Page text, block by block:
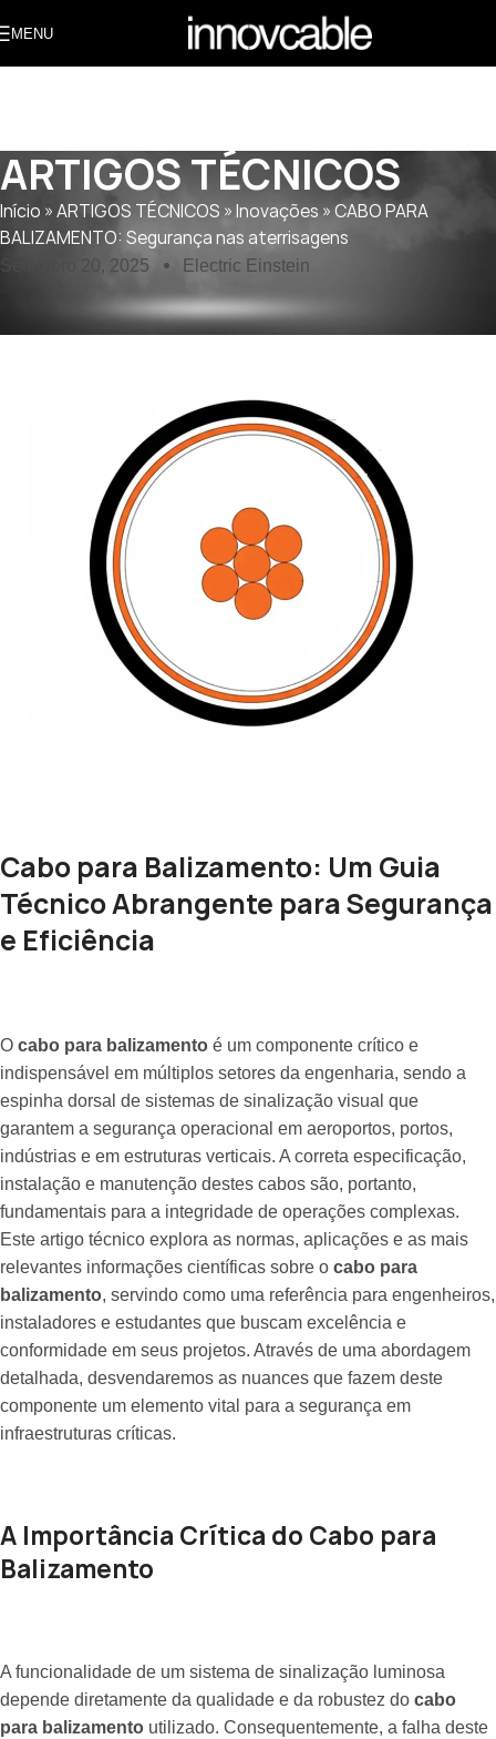
MENU
ARTIGOS TÉCNICOS
Início »ARTIGOS TÉCNICOS »Inovações »CABO PARA
BALIZAMENTO: Segurança nas aterrisagens
Setembro 20, 2025 Electric Einstein
Cabo para Balizamento: Um Guia
Técnico Abrangente para Segurança
e Eficiência
O cabo para balizamento é um componente crítico e
indispensável em múltiplos setores da engenharia, sendo a
espinha dorsal de sistemas de sinalização visual que
garantem a segurança operacional em aeroportos, portos,
indústrias e em estruturas verticais. A correta especificação,
instalação e manutenção destes cabos são, portanto,
fundamentais para a integridade de operações complexas.
Este artigo técnico explora as normas, aplicações e as mais
relevantes informações científicas sobre o cabo para
balizamento, servindo como uma referência para engenheiros,
instaladores e estudantes que buscam excelência e
conformidade em seus projetos. Através de uma abordagem
detalhada, desvendaremos as nuances que fazem deste
componente um elemento vital para a segurança em
infraestruturas críticas.
A Importância Crítica do Cabo para
Balizamento
A funcionalidade de um sistema de sinalização luminosa
depende diretamente da qualidade e da robustez do cabo
para balizamento utilizado. Consequentemente, a falha deste